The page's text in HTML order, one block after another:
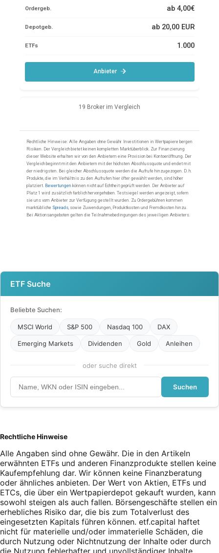
ETF Suche
Beliebte Suchen:
MSCI World S&P 500 Nasdaq 100 DAX
Emerging Markets Dividenden Gold Anleihen
oder suche direkt
Suchen
Rechtliche Hinweise
Alle Angaben sind ohne Gewähr. Die in den Artikeln
erwähnten ETFs und anderen Finanzprodukte stellen keine
Kaufempfehlung dar. Wir können keine Finanzberatung
oder ähnliches anbieten. Der Wert von Aktien, ETFs und
ETCs, die über ein Wertpapierdepot gekauft wurden, kann
sowohl steigen als auch fallen. Börsengeschäfte stellen ein
erhebliches Risiko dar, die bis zum Totalverlust des
eingesetzten Kapitals führen können. etf.capital haftet
nicht für materielle und/oder immaterielle Schäden, die
durch Nutzung oder Nichtnutzung der Inhalte oder durch